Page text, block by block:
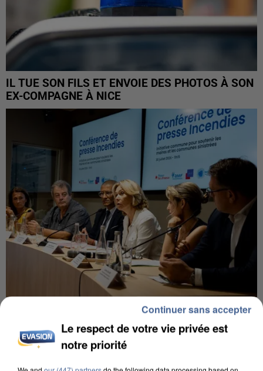
IL TUE SON FILS ET ENVOIE DES PHOTOS À SON
EX-COMPAGNE À NICE
INCENDIES : L’ÎLE-DE-FRANCE LANCE UN ÉLAN
DE SOLIDARITÉ AVEC LES...
Le respect de votre vie privée est
notre priorité
Continuer sans accepter